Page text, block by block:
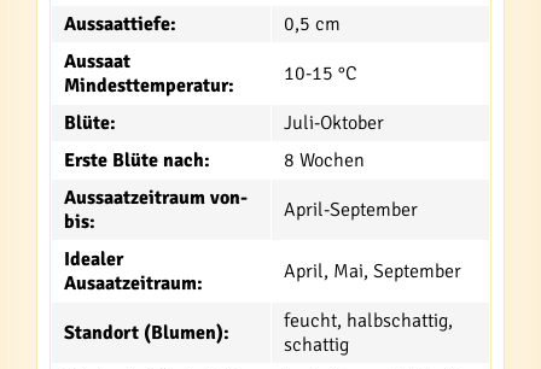
Aussaattiefe:
0,5 cm
Aussaat
Mindesttemperatur:
10-15 °C
Blüte:
Juli-Oktober
Erste Blüte nach:
8 Wochen
Aussaatzeitraum von-
bis:
April-September
Idealer
Ausaatzeitraum:
April, Mai, September
Standort (Blumen):
feucht, halbschattig,
schattig